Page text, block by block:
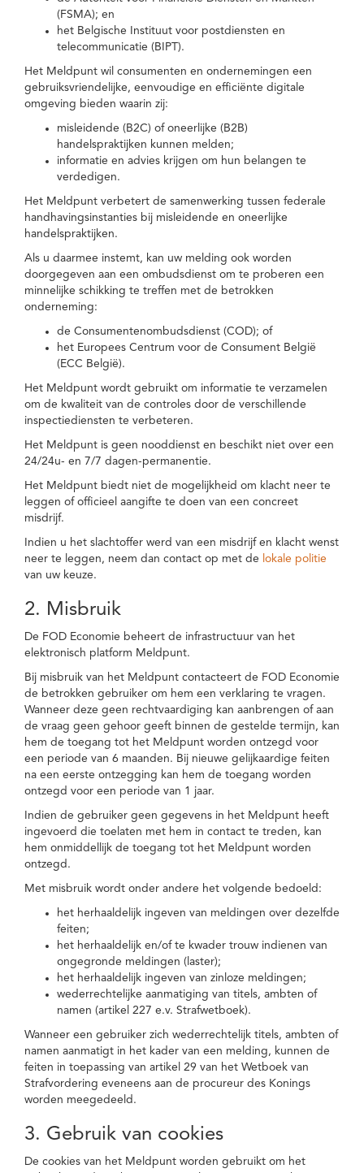
(FSMA); en
het Belgische Instituut voor postdiensten en
telecommunicatie (BIPT).
Het Meldpunt wil consumenten en ondernemingen een
gebruiksvriendelijke, eenvoudige en efficiënte digitale
omgeving bieden waarin zij:
misleidende (B2C) of oneerlijke (B2B)
handelspraktijken kunnen melden;
informatie en advies krijgen om hun belangen te
verdedigen.
Het Meldpunt verbetert de samenwerking tussen federale
handhavingsinstanties bij misleidende en oneerlijke
handelspraktijken.
Als u daarmee instemt, kan uw melding ook worden
doorgegeven aan een ombudsdienst om te proberen een
minnelijke schikking te treffen met de betrokken
onderneming:
de Consumentenombudsdienst (COD); of
het Europees Centrum voor de Consument België
(ECC België).
Het Meldpunt wordt gebruikt om informatie te verzamelen
om de kwaliteit van de controles door de verschillende
inspectiediensten te verbeteren.
Het Meldpunt is geen nooddienst en beschikt niet over een
24/24u- en 7/7 dagen-permanentie.
Het Meldpunt biedt niet de mogelijkheid om klacht neer te
leggen of officieel aangifte te doen van een concreet
misdrijf.
Indien u het slachtoffer werd van een misdrijf en klacht wenst
neer te leggen, neem dan contact op met de lokale politie
van uw keuze.
2. Misbruik
De FOD Economie beheert de infrastructuur van het
elektronisch platform Meldpunt.
Bij misbruik van het Meldpunt contacteert de FOD Economie
de betrokken gebruiker om hem een verklaring te vragen.
Wanneer deze geen rechtvaardiging kan aanbrengen of aan
de vraag geen gehoor geeft binnen de gestelde termijn, kan
hem de toegang tot het Meldpunt worden ontzegd voor
een periode van 6 maanden. Bij nieuwe gelijkaardige feiten
na een eerste ontzegging kan hem de toegang worden
ontzegd voor een periode van 1 jaar.
Indien de gebruiker geen gegevens in het Meldpunt heeft
ingevoerd die toelaten met hem in contact te treden, kan
hem onmiddellijk de toegang tot het Meldpunt worden
ontzegd.
Met misbruik wordt onder andere het volgende bedoeld:
het herhaaldelijk ingeven van meldingen over dezelfde
feiten;
het herhaaldelijk en/of te kwader trouw indienen van
ongegronde meldingen (laster);
het herhaaldelijk ingeven van zinloze meldingen;
wederrechtelijke aanmatiging van titels, ambten of
namen (artikel 227 e.v. Strafwetboek).
Wanneer een gebruiker zich wederrechtelijk titels, ambten of
namen aanmatigt in het kader van een melding, kunnen de
feiten in toepassing van artikel 29 van het Wetboek van
Strafvordering eveneens aan de procureur des Konings
worden meegedeeld.
3. Gebruik van cookies
De cookies van het Meldpunt worden gebruikt om het